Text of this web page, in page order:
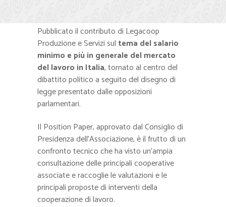
Pubblicato il contributo di Legacoop
Produzione e Servizi sul tema del salario
minimo e più in generale del mercato
del lavoro in Italia, tornato al centro del
dibattito politico a seguito del disegno di
legge presentato dalle opposizioni
parlamentari.
Il Position Paper, approvato dal Consiglio di
Presidenza dell’Associazione, èil frutto di un
confronto tecnico che ha visto un’ampia
consultazione delle principali cooperative
associate e raccogliele valutazioni e le
principali proposte di interventi della
cooperazione di lavoro.